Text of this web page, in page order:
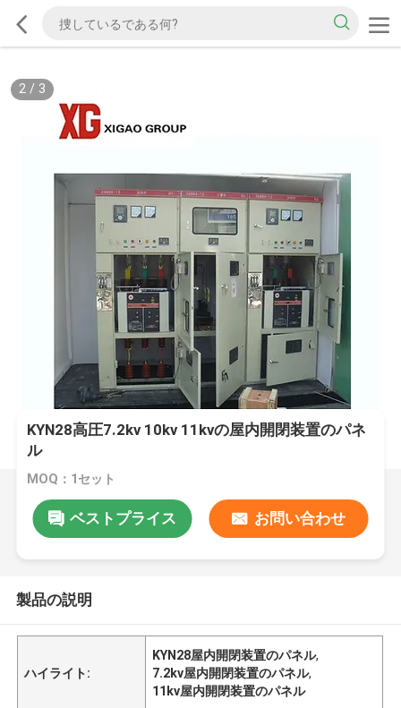
2/ 3
KYN28高圧7.2kv 10kv 11kvの屋内開閉装置のパネ
ル
MOQ：1セット
ベストプライス お問い合わせ
製品の説明
ハイライト:
KYN28屋内開閉装置のパネル,
7.2kv屋内開閉装置のパネル,
11kv屋内開閉装置のパネル